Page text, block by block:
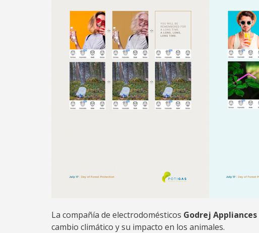
La compañía de electrodomésticos Godrej Appliances
cambio climático y su impacto en los animales.